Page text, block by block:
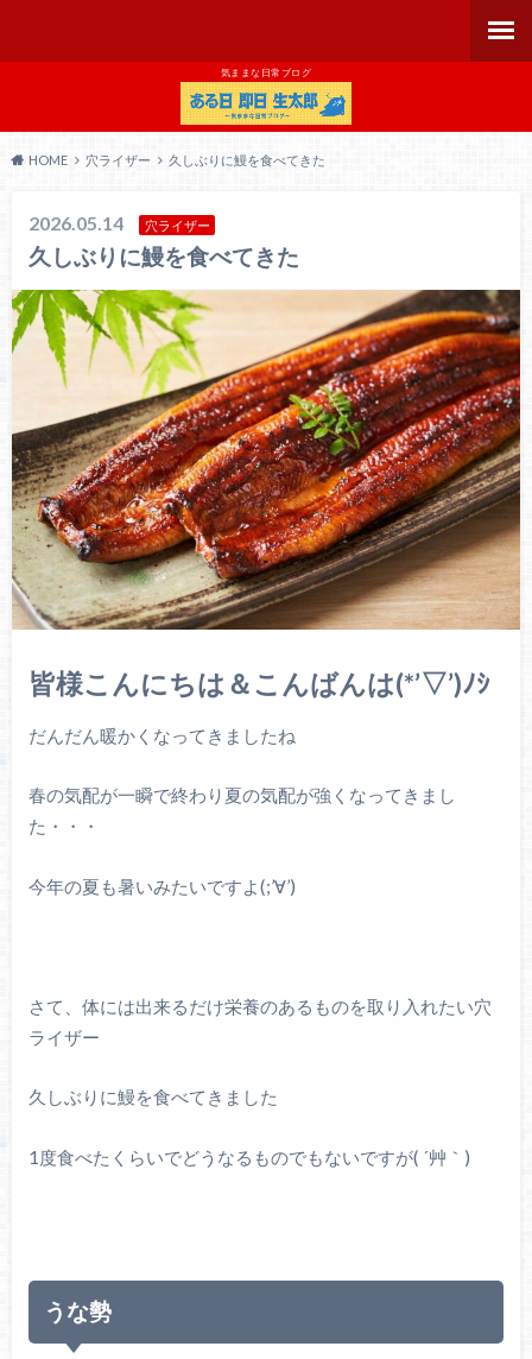
気ままな日常ブログ
HOME 穴ライザー 久しぶりに鰻を食べてきた
2026.05.14 穴ライザー
久しぶりに鰻を食べてきた
皆様こんにちは＆こんばんは(*’▽’)ﾉｼ
だんだん暖かくなってきましたね
春の気配が一瞬で終わり夏の気配が強くなってきまし
た・・・
今年の夏も暑いみたいですよ(;’∀’)
さて、体には出来るだけ栄養のあるものを取り入れたい穴
ライザー
久しぶりに鰻を食べてきました
1度食べたくらいでどうなるものでもないですが( ´艸｀)
うな勢